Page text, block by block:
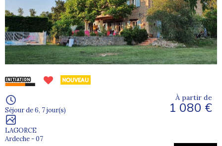
Séjour de 6, 7 jour(s)
LAGORCE
Ardeche - 07
À partir de
1 080 €